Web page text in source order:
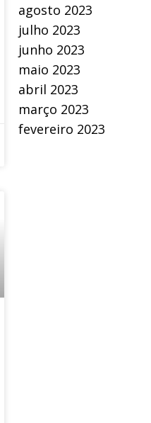
agosto 2023
julho 2023
junho 2023
maio 2023
abril 2023
março 2023
fevereiro 2023